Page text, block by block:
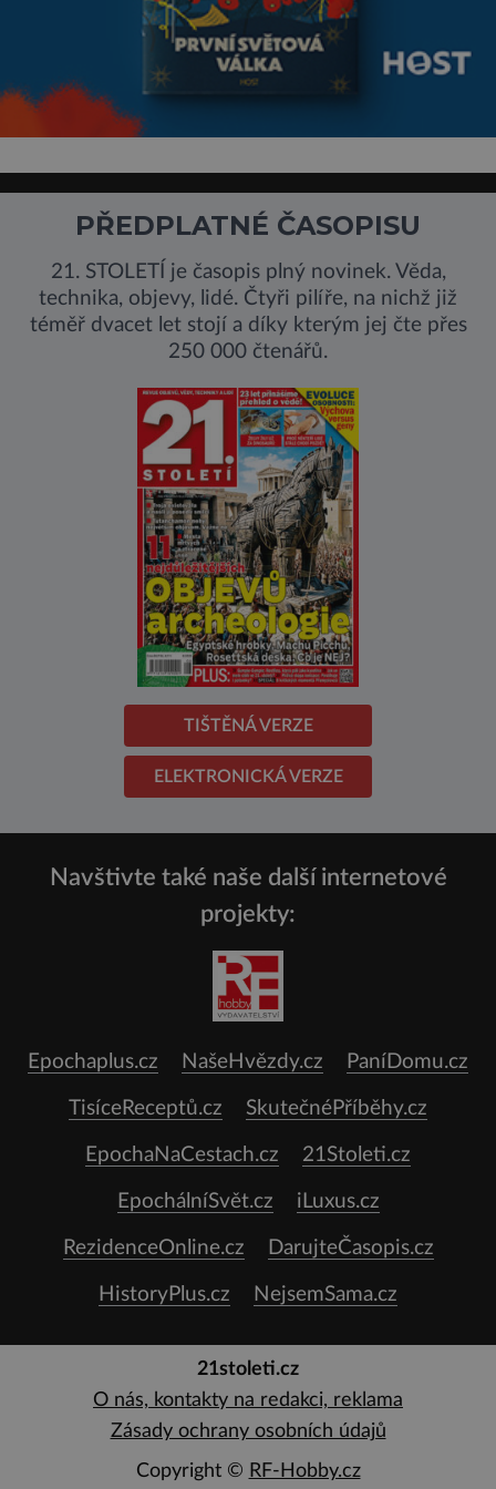
PŘEDPLATNÉ ČASOPISU
21. STOLETÍ je časopis plný novinek. Věda,
technika, objevy, lidé. Čtyři pilíře, na nichž již
téměř dvacet let stojí a díky kterým jej čte přes
250 000 čtenářů.
TIŠTĚNÁ VERZE
ELEKTRONICKÁ VERZE
Navštivte také naše další internetové
projekty:
Epochaplus.cz NašeHvězdy.cz PaníDomu.cz
TisíceReceptů.cz SkutečnéPříběhy.cz
EpochaNaCestach.cz 21Stoleti.cz
EpochálníSvět.cz iLuxus.cz
RezidenceOnline.cz DarujteČasopis.cz
HistoryPlus.cz NejsemSama.cz
21stoleti.cz
O nás, kontakty na redakci, reklama
Zásady ochrany osobních údajů
Copyright © RF-Hobby.cz